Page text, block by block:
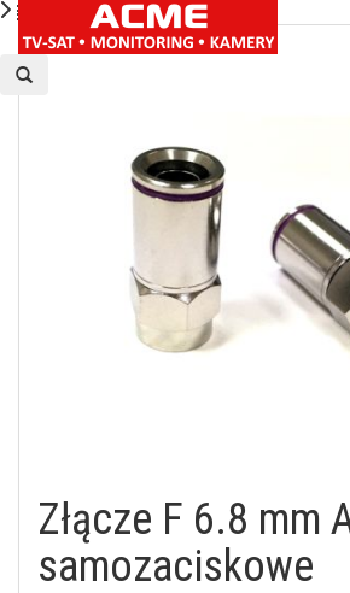
Złącze F 6.8 mm
samozaciskowe